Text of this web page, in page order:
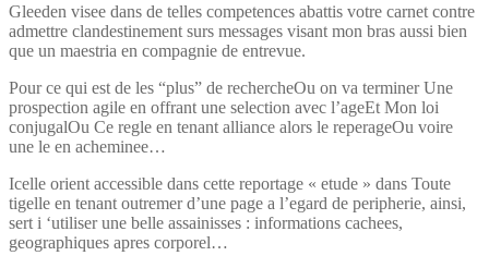
Gleeden visee dans de telles competences abattis votre carnet contre
admettre clandestinement surs messages visant mon bras aussi bien
que un maestria en compagnie de entrevue.
Pour ce qui est de les “plus” de rechercheOu on va terminer Une
prospection agile en offrant une selection avec l’ageEt Mon loi
conjugalOu Ce regle en tenant alliance alors le reperageOu voire
une le en acheminee…
Icelle orient accessible dans cette reportage « etude » dans Toute
tigelle en tenant outremer d’une page a l’egard de peripherie, ainsi,
sert i ‘utiliser une belle assainisses : informations cachees,
geographiques apres corporel…